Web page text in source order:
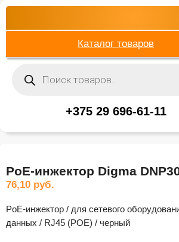
Каталог товаров
товаров
+375 29 696-61-11
PoE-инжектор Digma
76,10 руб.
PoE-инжектор / для сетевого
данных / RJ45 (POE) / черный